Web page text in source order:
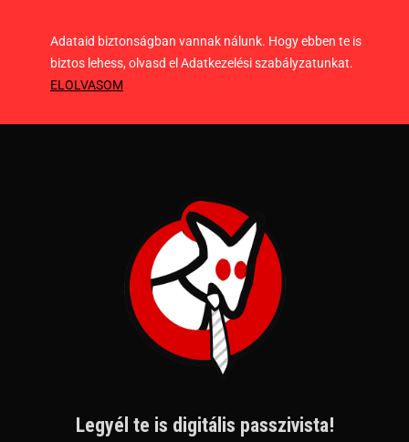
Adataid biztonságban vannak nálunk. Hogy ebben te is
biztos lehess, olvasd el Adatkezelési szabályzatunkat.
ELOLVASOM
Legyél te is digitális passzivista!